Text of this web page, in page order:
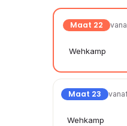
Maat 22
Wehkamp
Maat 23
Wehkamp